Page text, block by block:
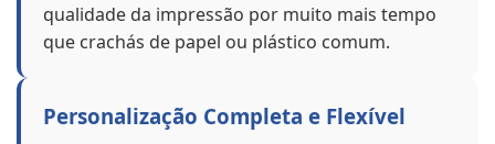
qualidade da impressão por muito mais tempo
que crachás de papel ou plástico comum.
Personalização Completa e Flexível